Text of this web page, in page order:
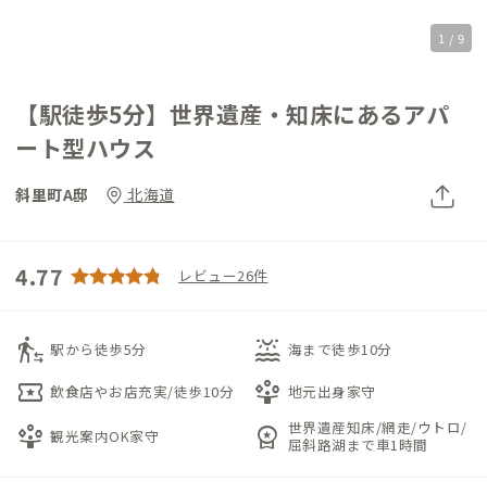
1 / 9
【駅徒歩5分】世界遺産・知床にあるアパ
ート型ハウス
斜里町A邸 北海道
4.77 レビュー26件
transfer_within_a_station 駅から徒歩5分 water_lux 海まで徒歩10分
local_activity 飲食店やお店充実/徒歩10分 person_play 地元出身家守
person_play 観光案内OK家守 workspace_premium 世界遺産知床/網走/ウトロ/
屈斜路湖まで車1時間